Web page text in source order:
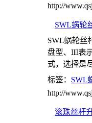
http://
SWL蜗轮
SWL蜗轮丝
盘型、III表
式，选择是
标签： SWL
http://
滚珠丝杆